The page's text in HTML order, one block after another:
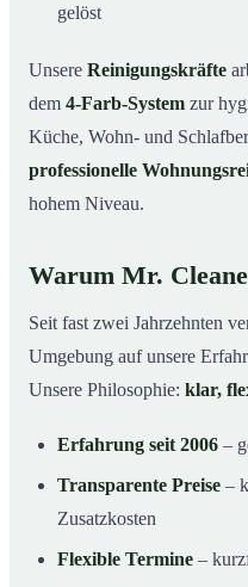
gelöst
Unsere Reinigungskräfte
dem 4-Farb-System zur
Küche, Wohn- und
professionelle
hohem Niveau.
Warum Mr.
Seit fast zwei Jahrzehnten
Umgebung auf unsere
Unsere Philosophie: klar,
Erfahrung seit 2006 –
Transparente Preise –
Zusatzkosten
Flexible Termine –